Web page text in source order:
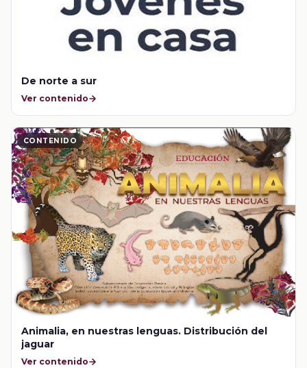
De norte a sur
Ver contenido
CONTENIDO
Animalia, en nuestras lenguas. Distribución del
jaguar
Ver contenido